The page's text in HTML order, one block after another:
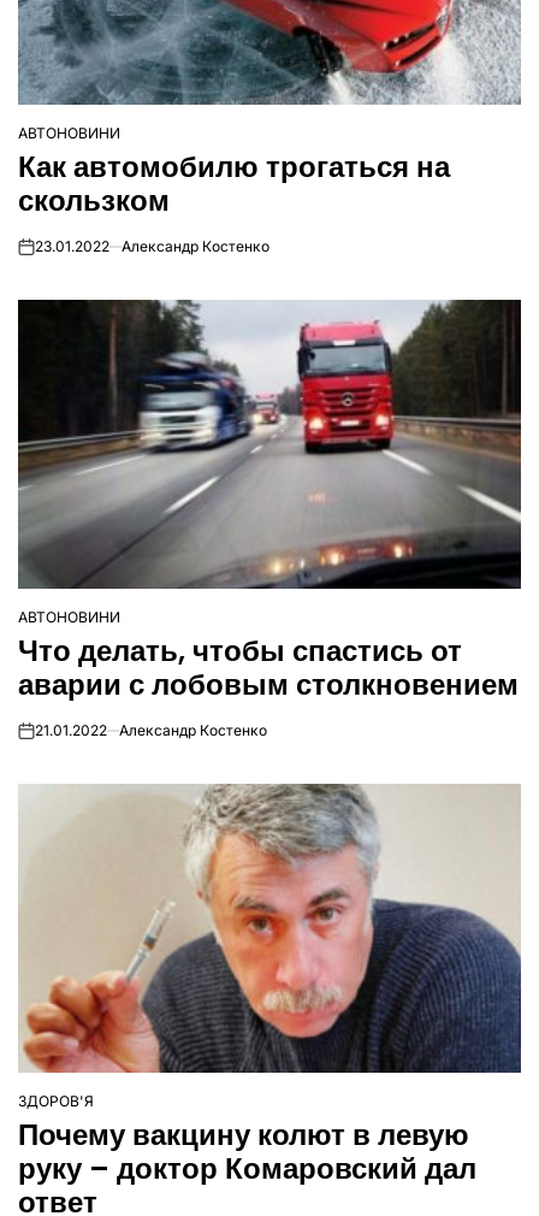
ОПУБЛІКУВАТИ
У
АВТОНОВИНИ
Как автомобилю трогаться на
скользком
on23.01.2022 Александр Костенко
ОПУБЛІКУВАТИ
У
АВТОНОВИНИ
Что делать, чтобы спастись от
аварии с лобовым столкновением
on21.01.2022 Александр Костенко
ОПУБЛІКУВАТИ
У
ЗДОРОВ'Я
Почему вакцину колют в левую
руку – доктор Комаровский дал
ответ